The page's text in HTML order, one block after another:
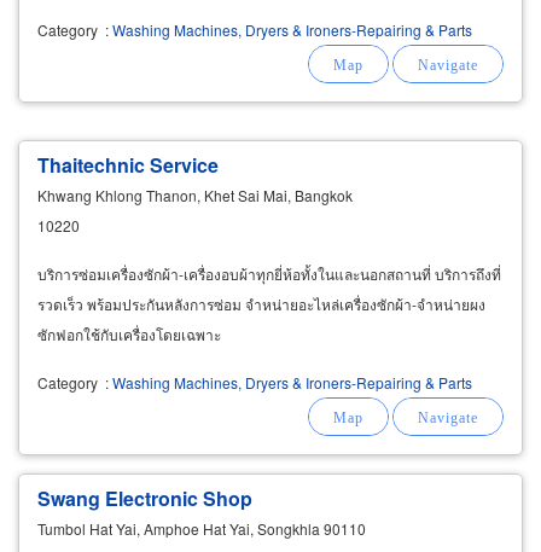
Category :Washing Machines, Dryers & Ironers-Repairing & Parts
Thaitechnic Service
Khwang Khlong Thanon, Khet Sai Mai, Bangkok
10220
บริการซ่อมเครื่องซักผ้า-เครื่องอบผ้าทุกยี่ห้อทั้งในและนอกสถานที่ บริการถึงที่
รวดเร็ว พร้อมประกันหลังการซ่อม จำหน่ายอะไหล่เครื่องซักผ้า-จำหน่ายผง
ซักฟอกใช้กับเครื่องโดยเฉพาะ
Category :Washing Machines, Dryers & Ironers-Repairing & Parts
Swang Electronic Shop
Tumbol Hat Yai, Amphoe Hat Yai, Songkhla 90110